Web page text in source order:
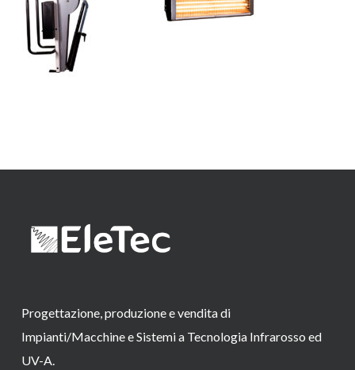
Progettazione, produzione e vendita di
Impianti/Macchine e Sistemi a Tecnologia Infrarosso ed
UV-A.